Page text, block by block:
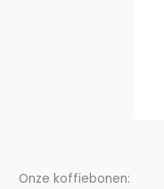
Onze koffiebonen: